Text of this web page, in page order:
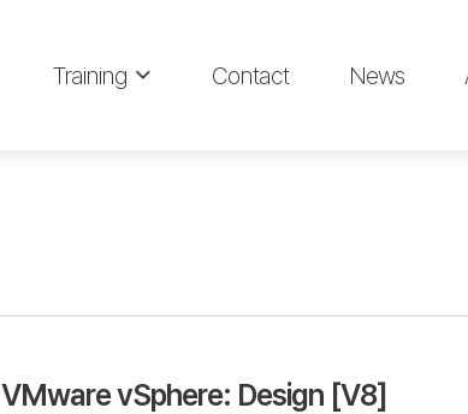
Training Contact News
VMware vSphere: Design [V8]